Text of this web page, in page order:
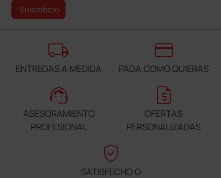
Suscríbete
local_shipping
ENTREGAS A MEDIDA
credit_card
PAGA COMO QUIERAS
support_agent
ASESORAMIENTO
PROFESIONAL
request_quote
OFERTAS
PERSONALIZADAS
verified_user
SATISFECHO O